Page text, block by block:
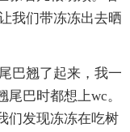
我们带冻冻出去晒
巴翘了起来，我一
巴时都想上wc。
们发现冻冻在吃树